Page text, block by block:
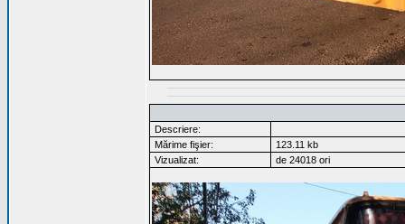
Descriere:
Mărime fişier:
123.11 kb
Vizualizat:
de 24018 ori